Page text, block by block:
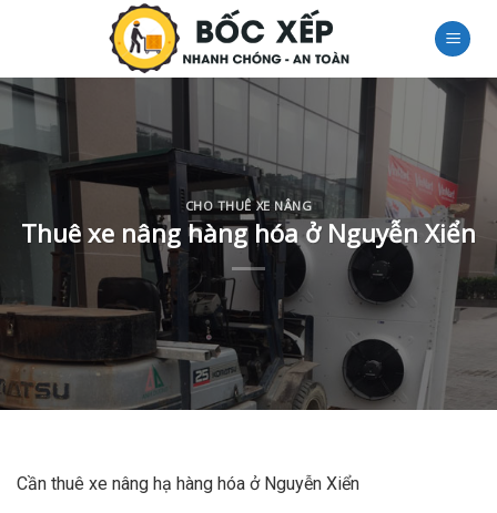
CHO THUÊ XE NÂNG
Thuê xe nâng hàng hóa ở Nguyễn Xiển
Cần thuê xe nâng hạ hàng hóa ở Nguyễn Xiển